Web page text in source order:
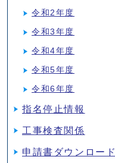
令和2年度
令和3年度
令和4年度
令和5年度
令和6年度
指名停止情報
工事検査関係
申請書ダウンロード